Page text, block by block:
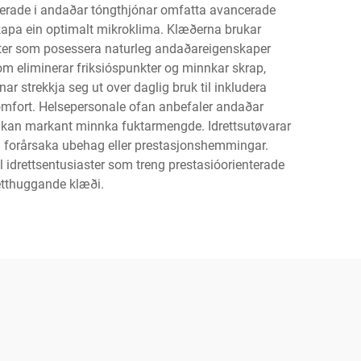
i andaðar tóngthjónar omfatta avancerade
ein optimalt mikroklima. Klæðerna brukar
som posessera naturleg andaðareigenskaper
eliminerar friksióspunkter og minnkar skrap,
strekkja seg ut over daglig bruk til inkludera
Helsepersonale ofan anbefaler andaðar
markant minnka fuktarmengde. Idrettsutøvarar
ubehag eller prestasjonshemmingar.
som treng prestasióorienterade
klæði.